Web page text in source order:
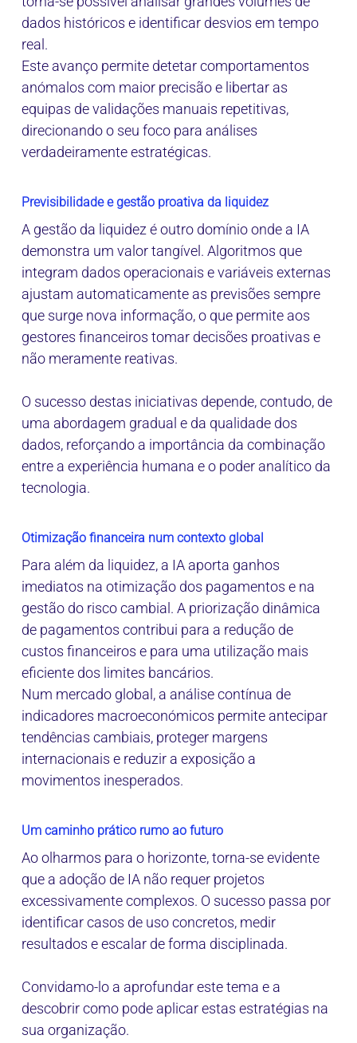
dados históricos e identificar desvios em tempo
real.
Este avanço permite detetar comportamentos
anómalos com maior precisão e libertar as
equipas de validações manuais repetitivas,
direcionando o seu foco para análises
verdadeiramente estratégicas.
Previsibilidade e gestão proativa da liquidez
A gestão da liquidez é outro domínio onde a IA
demonstra um valor tangível. Algoritmos que
integram dados operacionais e variáveis externas
ajustam automaticamente as previsões sempre
que surge nova informação, o que permite aos
gestores financeiros tomar decisões proativas e
não meramente reativas.
O sucesso destas iniciativas depende, contudo, de
uma abordagem gradual e da qualidade dos
dados, reforçando a importância da combinação
entre a experiência humana e o poder analítico da
tecnologia.
Otimização financeira num contexto global
Para além da liquidez, a IA aporta ganhos
imediatos na otimização dos pagamentos e na
gestão do risco cambial. A priorização dinâmica
de pagamentos contribui para a redução de
custos financeiros e para uma utilização mais
eficiente dos limites bancários.
Num mercado global, a análise contínua de
indicadores macroeconómicos permite antecipar
tendências cambiais, proteger margens
internacionais e reduzir a exposição a
movimentos inesperados.
Um caminho prático rumo ao futuro
Ao olharmos para o horizonte, torna‑se evidente
que a adoção de IA não requer projetos
excessivamente complexos. O sucesso passa por
identificar casos de uso concretos, medir
resultados e escalar de forma disciplinada.
Convidamo-lo a aprofundar este tema e a
descobrir como pode aplicar estas estratégias na
sua organização.